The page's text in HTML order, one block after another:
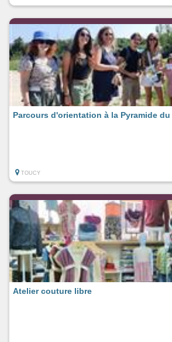
Parcours d'orientation à la Pyramide
TOUCY
Atelier couture libre